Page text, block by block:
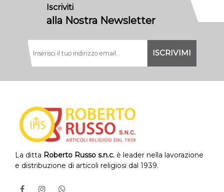
Iscriviti
alla Nostra Newsletter
La ditta Roberto Russo s.n.c. è leader nella lavorazione
e distribuzione di articoli religiosi dal 1939.